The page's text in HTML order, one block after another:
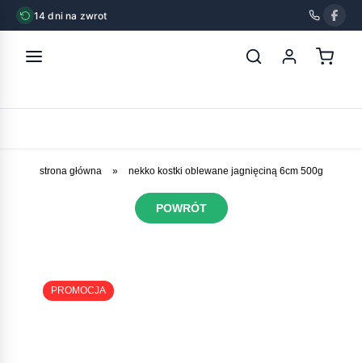
14 dni na zwrot
strona główna » nekko kostki oblewane jagnięciną 6cm 500g
POWRÓT
PROMOCJA